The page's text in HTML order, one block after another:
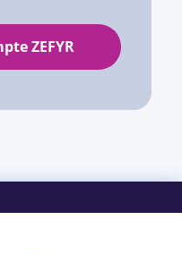
ZEFYR